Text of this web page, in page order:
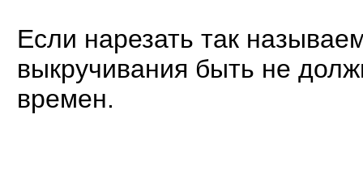
Если нарезать так
выкручивания быть не
времен.